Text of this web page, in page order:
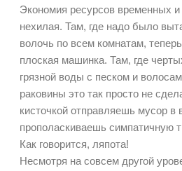
Экономия ресурсов временных
нехилая. Там, где надо было
волочь по всем комнатам,
плоская машинка. Там, где
грязной воды с песком и
раковины это так просто не
кисточкой отправляешь мусор в
прополаскиваешь симпатичную
Как говорится, ляпота!
Несмотря на совсем другой